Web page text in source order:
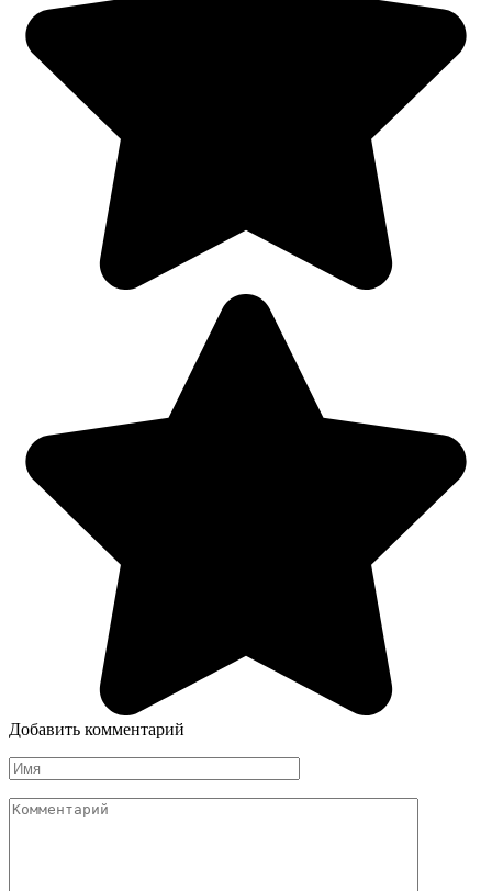
Добавить комментарий
Имя
Комментарий